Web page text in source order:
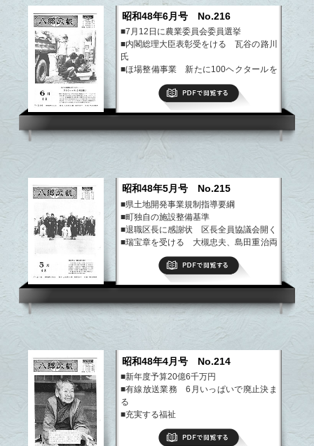
昭和48年6月号 No.216
■7月12日に農業委員会委員選挙
■内閣総理大臣表彰受をける 瓦谷の路川
氏
■ほ場整備事業 新たに100ヘクタールを
■産業青壮年連盟結成
昭和48年5月号 No.215
■県土地開発事業規制指導要綱
■町独自の施設整備基準
■退職区長に感謝状 区長全員協議会開く
■瑞宝章を受ける 大槻忠夫、島田重治両
■文化財に駐車場「板敷山大覚寺」などPDFで閲覧する
昭和48年4月号 No.214
■新年度予算20億6千万円
■有線放送業務 6月いっぱいで廃止決ま
る
■充実する福祉
■小幡小に「緑を守る少年隊」
■2度目の紺綬褒章 柿岡の菊地さんPDFで閲覧する